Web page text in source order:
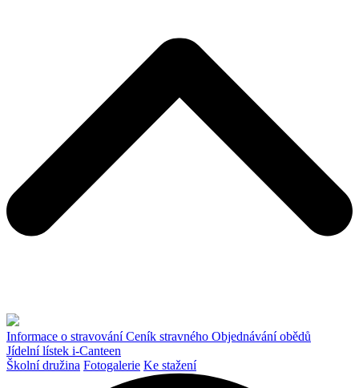
Informace o stravováníCeník stravného Objednávání obědů
Jídelní lístek i-Canteen
Školní družina Fotogalerie Ke stažení